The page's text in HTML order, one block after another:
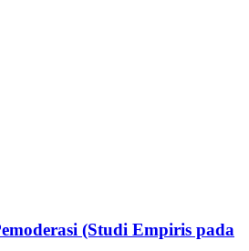
(Studi Empiris pada